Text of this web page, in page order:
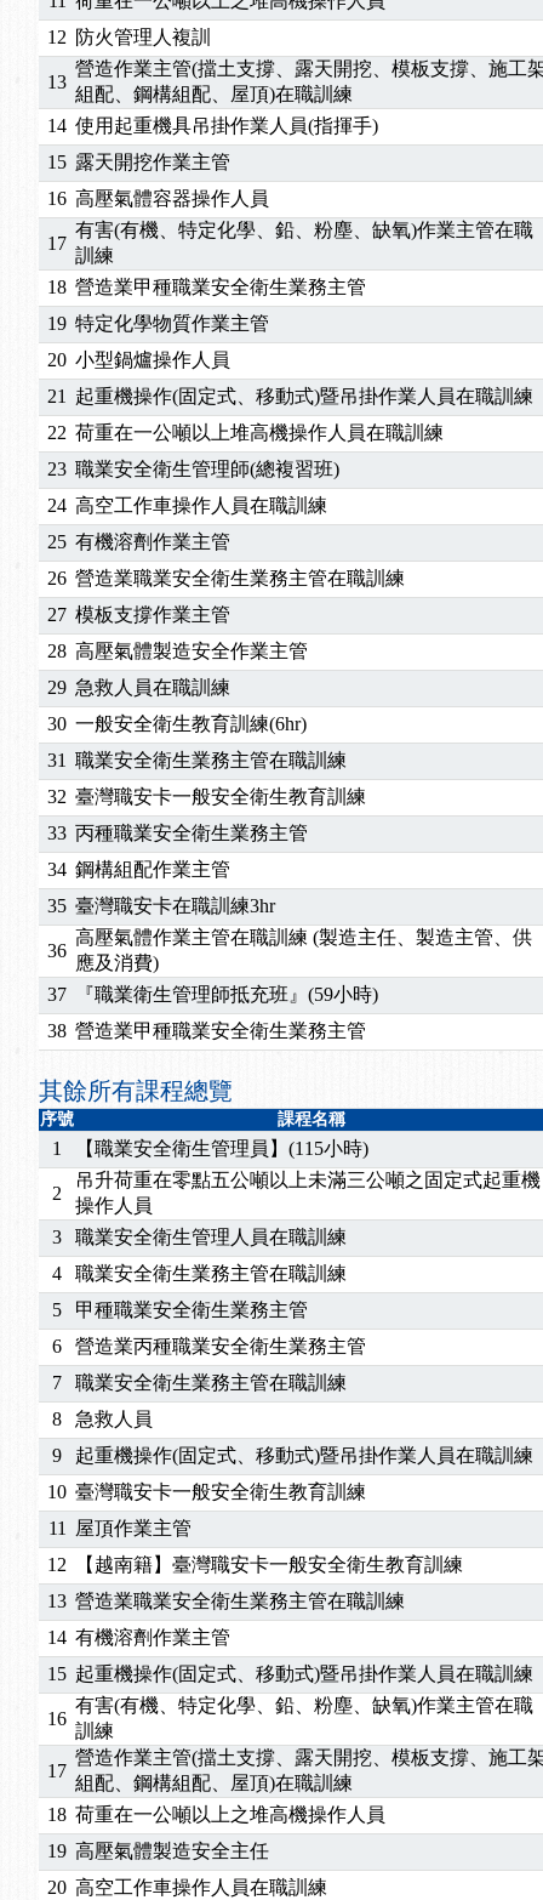
12 防火管理人複訓
13
營造作業主管(擋土支撐、露天開挖、模板支撐、施工
組配、鋼構組配、屋頂)在職訓練
14 使用起重機具吊掛作業人員(指揮手)
15 露天開挖作業主管
16 高壓氣體容器操作人員
17
有害(有機、特定化學、鉛、粉塵、缺氧)作業主管在職
訓練
18 營造業甲種職業安全衛生業務主管
19 特定化學物質作業主管
20 小型鍋爐操作人員
21
起重機操作(固定式、移動式)暨吊掛作業人員在職訓練
22 荷重在一公噸以上堆高機操作人員在職訓練
23 職業安全衛生管理師(總複習班)
24 高空工作車操作人員在職訓練
25 有機溶劑作業主管
26 營造業職業安全衛生業務主管在職訓練
27 模板支撐作業主管
28 高壓氣體製造安全作業主管
29 急救人員在職訓練
30 一般安全衛生教育訓練(6hr)
31 職業安全衛生業務主管在職訓練
32 臺灣職安卡一般安全衛生教育訓練
33 丙種職業安全衛生業務主管
34 鋼構組配作業主管
35 臺灣職安卡在職訓練3hr
36
高壓氣體作業主管在職訓練 (製造主任、製造主管、供
應及消費)
37
『職業衛生管理師抵充班』(59小時)
38 營造業甲種職業安全衛生業務主管
其餘所有課程總覽
序號 課程名稱
1 【職業安全衛生管理員】(115小時)
2
吊升荷重在零點五公噸以上未滿三公噸之固定式起重機
操作人員
3
職業安全衛生管理人員在職訓練
4
職業安全衛生業務主管在職訓練
5
甲種職業安全衛生業務主管
6
營造業丙種職業安全衛生業務主管
7
職業安全衛生業務主管在職訓練
8
急救人員
9
起重機操作(固定式、移動式)暨吊掛作業人員在職訓練
10 臺灣職安卡一般安全衛生教育訓練
11
屋頂作業主管
12
【越南籍】臺灣職安卡一般安全衛生教育訓練
13 營造業職業安全衛生業務主管在職訓練
14 有機溶劑作業主管
15 起重機操作(固定式、移動式)暨吊掛作業人員在職訓練
16
有害(有機、特定化學、鉛、粉塵、缺氧)作業主管在職
訓練
17
營造作業主管(擋土支撐、露天開挖、模板支撐、施工
組配、鋼構組配、屋頂)在職訓練
18 荷重在一公噸以上之堆高機操作人員
19 高壓氣體製造安全主任
20 高空工作車操作人員在職訓練